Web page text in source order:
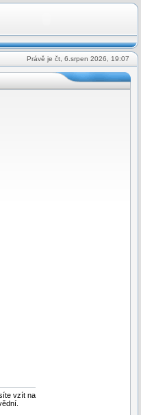
Právě je čt, 6.srpen 2026, 19:07
vzít na